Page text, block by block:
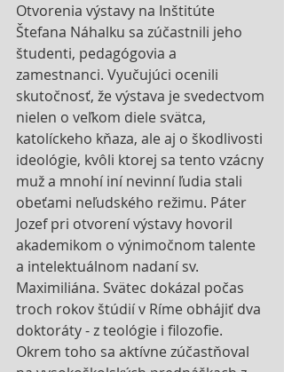
Otvorenia výstavy na Inštitúte
Štefana Náhalku sa zúčastnili jeho
študenti, pedagógovia a
zamestnanci. Vyučujúci ocenili
skutočnosť, že výstava je svedectvom
nielen o veľkom diele svätca,
katolíckeho kňaza, ale aj o škodlivosti
ideológie, kvôli ktorej sa tento vzácny
muž a mnohí iní nevinní ľudia stali
obeťami neľudského režimu. Páter
Jozef pri otvorení výstavy hovoril
akademikom o výnimočnom talente
a intelektuálnom nadaní sv.
Maximiliána. Svätec dokázal počas
troch rokov štúdií v Ríme obhájiť dva
doktoráty - z teológie i filozofie.
Okrem toho sa aktívne zúčastňoval